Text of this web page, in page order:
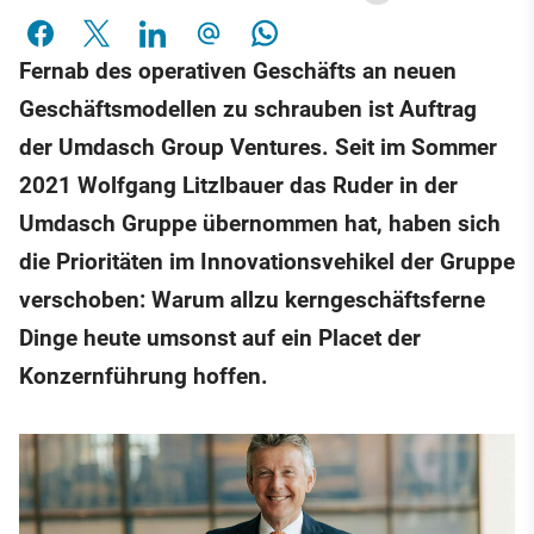
Fernab des operativen Geschäfts an neuen
Geschäftsmodellen zu schrauben ist Auftrag
der Umdasch Group Ventures. Seit im Sommer
2021 Wolfgang Litzlbauer das Ruder in der
Umdasch Gruppe übernommen hat, haben sich
die Prioritäten im Innovationsvehikel der Gruppe
verschoben: Warum allzu kerngeschäftsferne
Dinge heute umsonst auf ein Placet der
Konzernführung hoffen.